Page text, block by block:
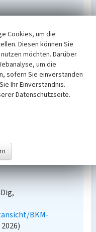
unter der freien
Die
möglicherweise
die
BKM-
Cookies, um die
Diesen können Sie
möchten. Darüber
um die
sofern Sie einverstanden
Ihr Einverständnis.
Datenschutzseite.